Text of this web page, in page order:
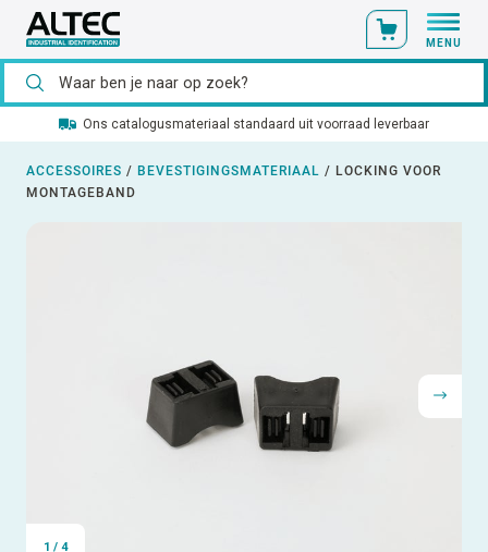
MENU
Ons catalogusmateriaal standaard uit voorraad leverbaar
ACCESSOIRES / BEVESTIGINGSMATERIAAL / LOCKING VOOR
MONTAGEBAND
1 / 4